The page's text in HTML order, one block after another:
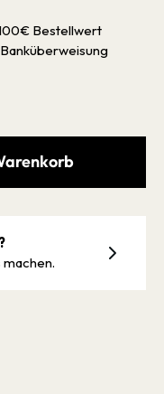
Bestellwert
machen.